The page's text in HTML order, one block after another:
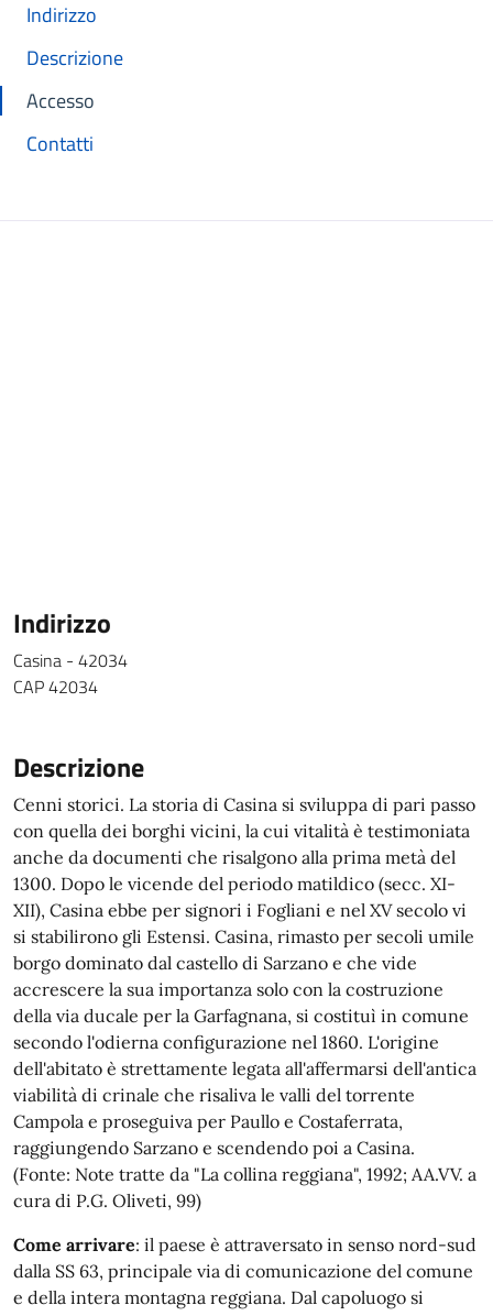
Indirizzo
Descrizione
Accesso
Contatti
Mappa
Indirizzo
Casina - 42034
CAP 42034
Descrizione
Cenni storici. La storia di Casina si sviluppa di pari passo
con quella dei borghi vicini, la cui vitalità è testimoniata
anche da documenti che risalgono alla prima metà del
1300. Dopo le vicende del periodo matildico (secc. XI-
XII), Casina ebbe per signori i Fogliani e nel XV secolo vi
si stabilirono gli Estensi. Casina, rimasto per secoli umile
borgo dominato dal castello di Sarzano e che vide
accrescere la sua importanza solo con la costruzione
della via ducale per la Garfagnana, si costituì in comune
secondo l'odierna configurazione nel 1860. L'origine
dell'abitato è strettamente legata all'affermarsi dell'antica
viabilità di crinale che risaliva le valli del torrente
Campola e proseguiva per Paullo e Costaferrata,
raggiungendo Sarzano e scendendo poi a Casina.
(Fonte: Note tratte da "La collina reggiana", 1992; AA.VV. a
cura di P.G. Oliveti, 99)
Come arrivare: il paese è attraversato in senso nord-sud
dalla SS 63, principale via di comunicazione del comune
e della intera montagna reggiana. Dal capoluogo si